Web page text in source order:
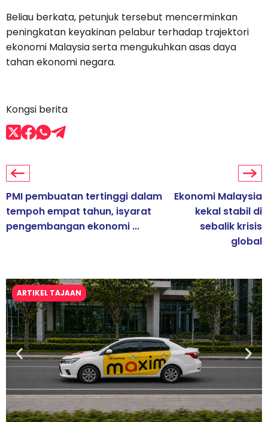
Beliau berkata, petunjuk tersebut mencerminkan
peningkatan keyakinan pelabur terhadap trajektori
ekonomi Malaysia serta mengukuhkan asas daya
tahan ekonomi negara.
Kongsi berita
PMI pembuatan tertinggi dalam
tempoh empat tahun, isyarat
pengembangan ekonomi ...
Ekonomi Malaysia
kekal stabil di
sebalik krisis
global
ARTIKEL TAJAAN